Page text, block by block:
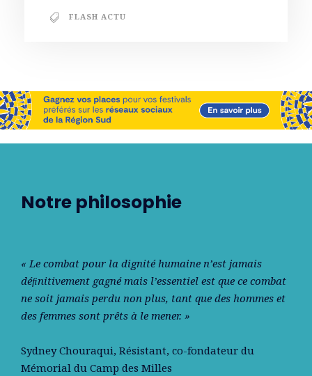
FLASH ACTU
Notre philosophie
« Le combat pour la dignité humaine n’est jamais
déﬁnitivement gagné mais l’essentiel est que ce combat
ne soit jamais perdu non plus, tant que des hommes et
des femmes sont prêts à le mener. »
Sydney Chouraqui, Résistant, co-fondateur du
Mémorial du Camp des Milles